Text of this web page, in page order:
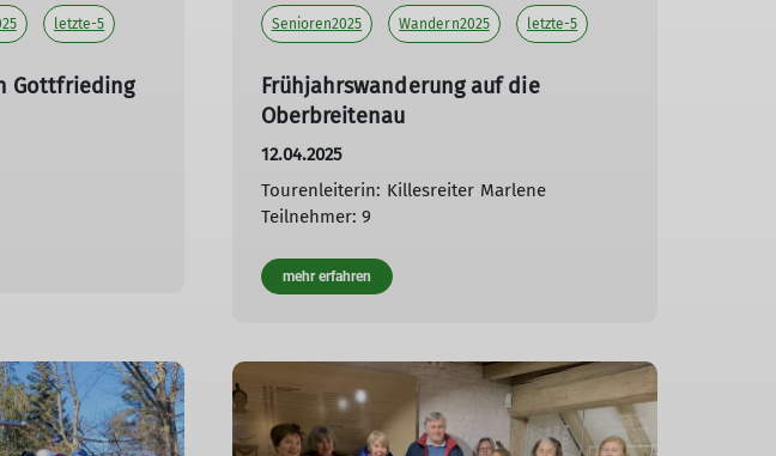
letzte-5
Gottfrieding
Senioren2025 Wandern2025 letzte-5
Frühjahrswanderung auf die
Oberbreitenau
12.04.2025
Tourenleiterin: Killesreiter Marlene
Teilnehmer: 9
mehr erfahren